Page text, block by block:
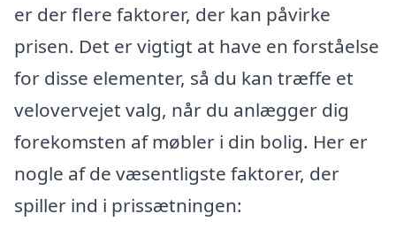
er der flere faktorer, der kan påvirke
prisen. Det er vigtigt at have en forståelse
for disse elementer, så du kan træffe et
velovervejet valg, når du anlægger dig
forekomsten af møbler i din bolig. Her er
nogle af de væsentligste faktorer, der
spiller ind i prissætningen: